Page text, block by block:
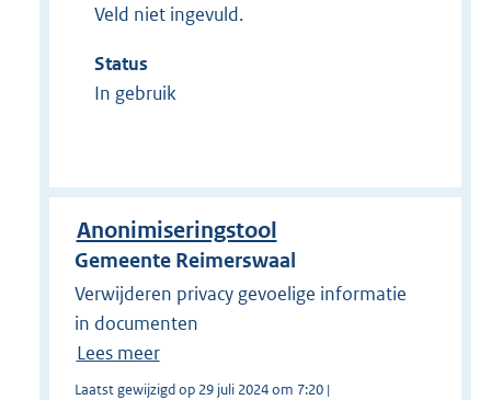
Veld niet ingevuld.
Status
In gebruik
Anonimiseringstool
Gemeente Reimerswaal
Verwijderen privacy gevoelige informatie
in documenten
Lees meer
Laatst gewijzigd op 29 juli 2024 om 7:20 |